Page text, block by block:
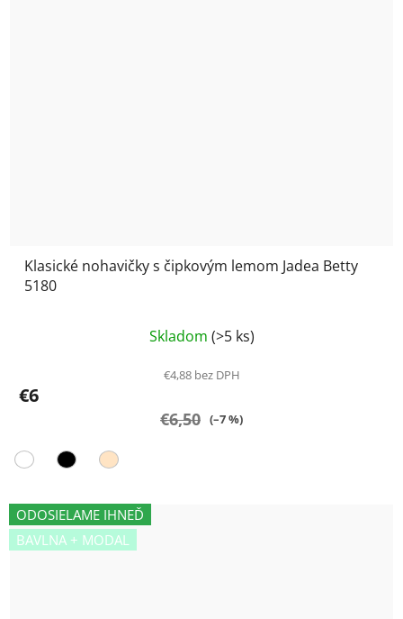
Klasické nohavičky s čipkovým lemom Jadea Betty
5180
hodnotenie
produktu
5,0
Skladom (>5 ks)
€4,88 bez DPH
€6
€6,50 (–7 %)
ODOSIELAME IHNEĎ
BAVLNA + MODAL